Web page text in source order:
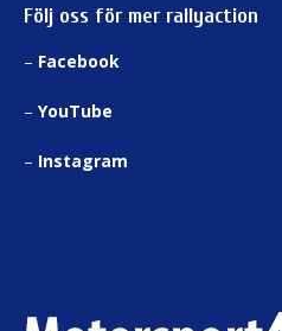
Följ oss för mer rallyaction
– Facebook
– YouTube
– Instagram